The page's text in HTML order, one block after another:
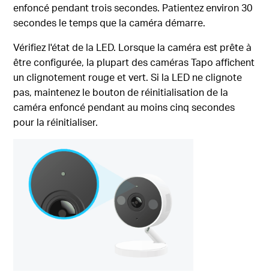
enfoncé pendant trois secondes. Patientez environ 30
secondes le temps que la caméra démarre.
Vérifiez l'état de la LED. Lorsque la caméra est prête à
être configurée, la plupart des caméras Tapo affichent
un clignotement rouge et vert. Si la LED ne clignote
pas, maintenez le bouton de réinitialisation de la
caméra enfoncé pendant au moins cinq secondes
pour la réinitialiser.